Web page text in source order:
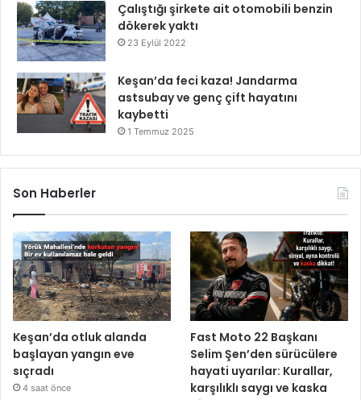
Çalıştığı şirkete ait otomobili benzin
dökerek yaktı
23 Eylül 2022
Keşan’da feci kaza! Jandarma
astsubay ve genç çift hayatını
kaybetti
1 Temmuz 2025
Son Haberler
Keşan’da otluk alanda
başlayan yangın eve
sıçradı
4 saat önce
Fast Moto 22 Başkanı
Selim Şen’den sürücülere
hayati uyarılar: Kurallar,
karşılıklı saygı ve kaska